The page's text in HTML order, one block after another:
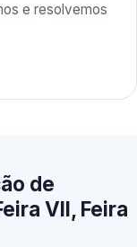
e resolvemos
de
VII, Feira